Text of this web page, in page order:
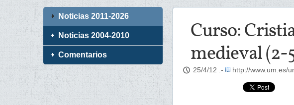
Curso:
medieval (2-
25/4/12 .- http://www.um.es/
Noticias 2011-2026
Noticias 2004-2010
Comentarios